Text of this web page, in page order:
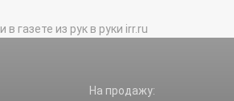
газете из рук в руки irr.ru
На продажу: